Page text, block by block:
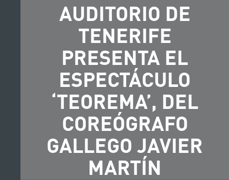
AUDITORIO DE
TENERIFE
PRESENTA EL
ESPECTÁCULO
‘TEOREMA’, DEL
COREÓGRAFO
GALLEGO JAVIER
MARTÍN